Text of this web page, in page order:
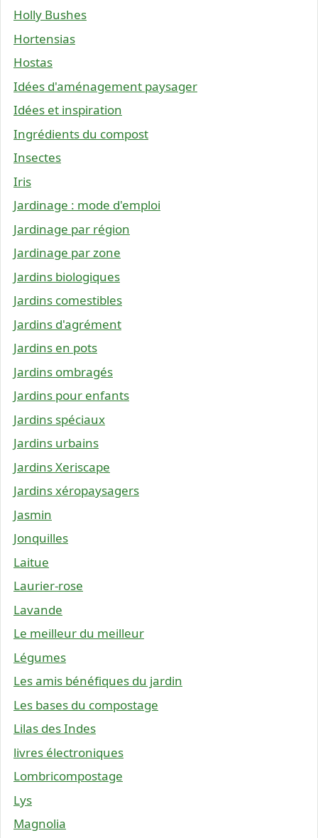
Holly Bushes
Hortensias
Hostas
Idées d'aménagement paysager
Idées et inspiration
Ingrédients du compost
Insectes
Iris
Jardinage : mode d'emploi
Jardinage par région
Jardinage par zone
Jardins biologiques
Jardins comestibles
Jardins d'agrément
Jardins en pots
Jardins ombragés
Jardins pour enfants
Jardins spéciaux
Jardins urbains
Jardins Xeriscape
Jardins xéropaysagers
Jasmin
Jonquilles
Laitue
Laurier-rose
Lavande
Le meilleur du meilleur
Légumes
Les amis bénéfiques du jardin
Les bases du compostage
Lilas des Indes
livres électroniques
Lombricompostage
Lys
Magnolia